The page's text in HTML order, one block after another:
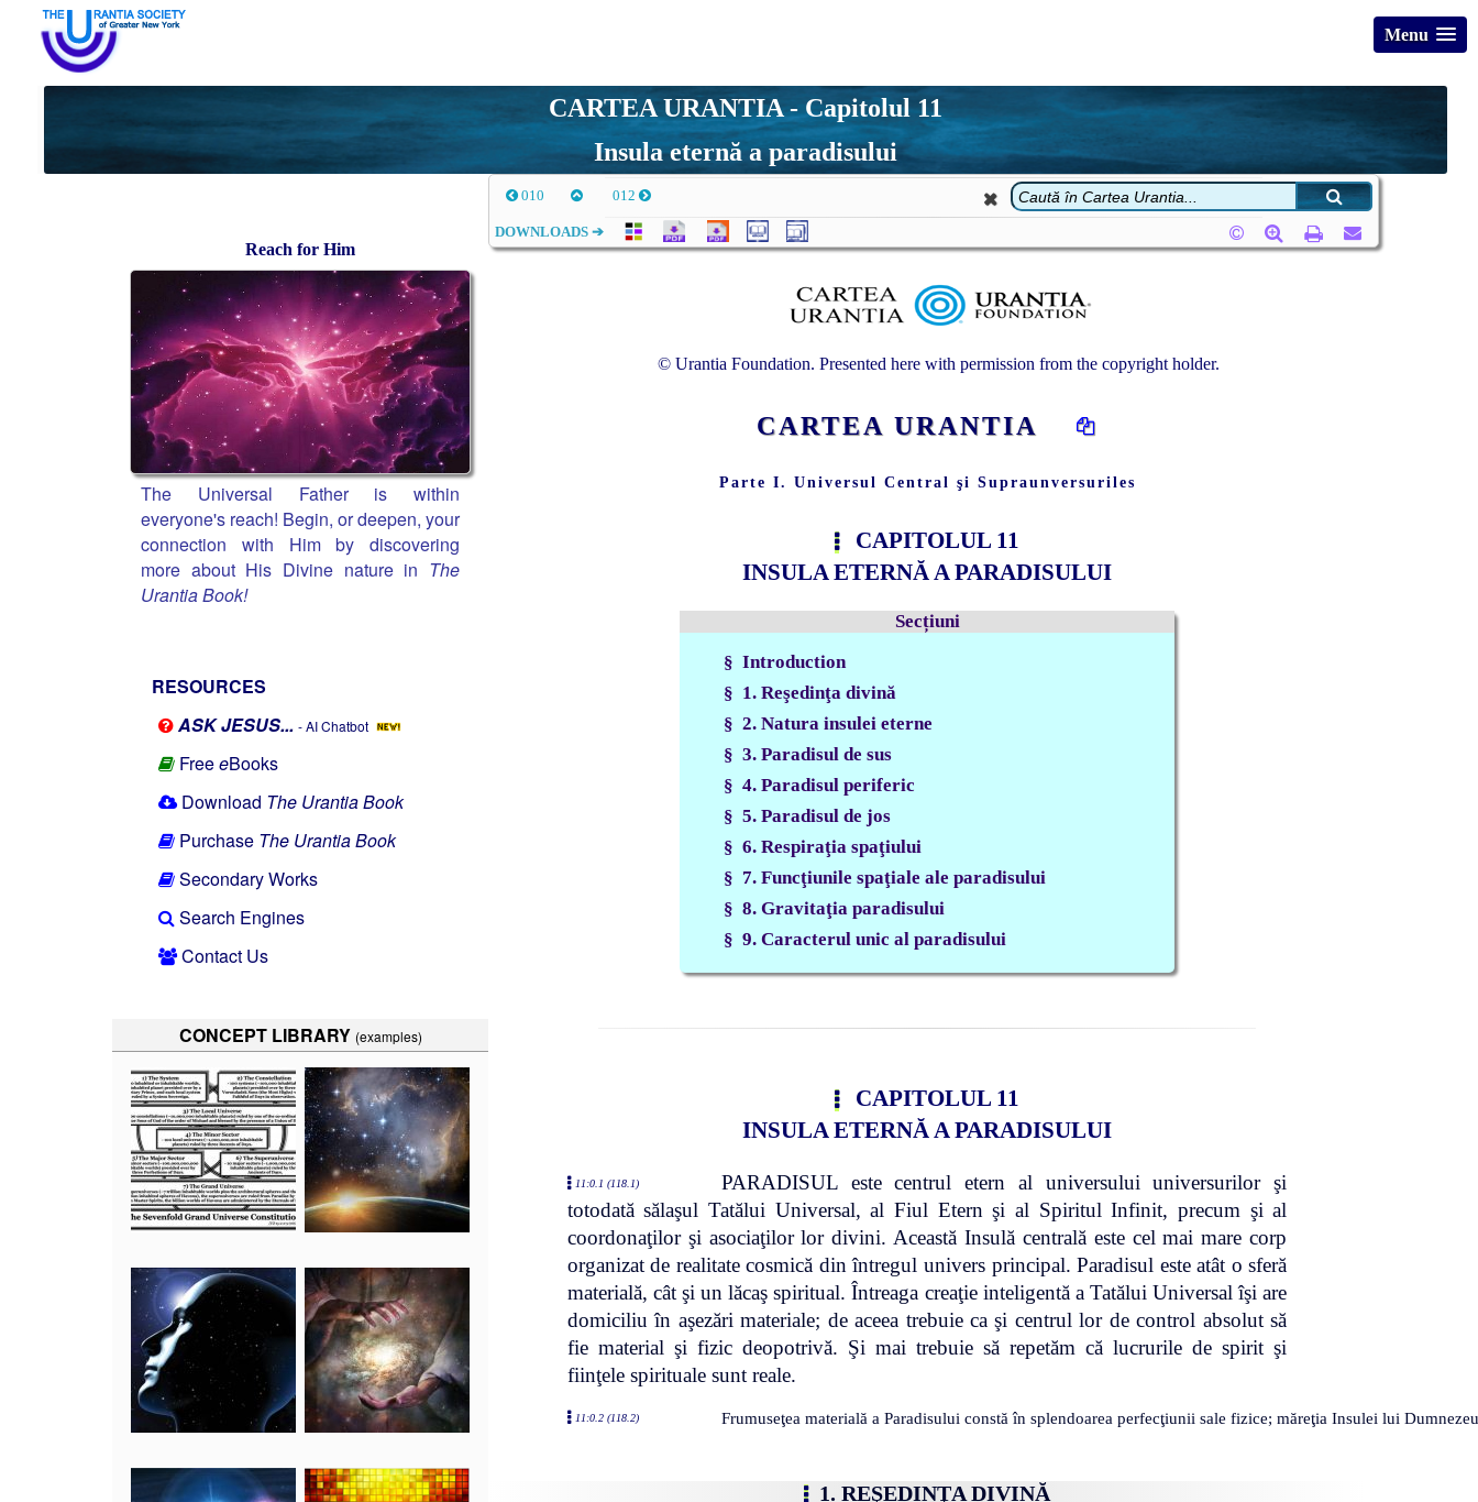
Menu
CARTEA URANTIA - Capitolul 11
Insula eternă a paradisului
010 012
DOWNLOADS ➔
© Urantia Foundation. Presented here with permission from the copyright holder.
CARTEA URANTIA
Parte I. Universul Central şi Supraunversuriles
CAPITOLUL 11
INSULA ETERNĂ A PARADISULUI
Secțiuni
§ Introduction
§ 1. Reşedinţa divină
§ 2. Natura insulei eterne
§ 3. Paradisul de sus
§ 4. Paradisul periferic
§ 5. Paradisul de jos
§ 6. Respiraţia spaţiului
§ 7. Funcţiunile spaţiale ale paradisului
§ 8. Gravitaţia paradisului
§ 9. Caracterul unic al paradisului
CAPITOLUL 11
INSULA ETERNĂ A PARADISULUI
11:0.1 (118.1)
PARADISUL este centrul etern al universului universurilor şi
totodată sălaşul Tatălui Universal, al Fiul Etern şi al Spiritul Infinit, precum şi al
coordonaţilor şi asociaţilor lor divini. Această Insulă centrală este cel mai mare corp
organizat de realitate cosmică din întregul univers principal. Paradisul este atât o sferă
materială, cât şi un lăcaş spiritual. Întreaga creaţie inteligentă a Tatălui Universal îşi are
domiciliu în aşezări materiale; de aceea trebuie ca şi centrul lor de control absolut să
fie material şi fizic deopotrivă. Şi mai trebuie să repetăm că lucrurile de spirit şi
fiinţele spirituale sunt reale.
11:0.2 (118.2) Frumuseţea materială a Paradisului constă în splendoarea perfecţiunii sale fizice; măreţia Insulei lui
1. REŞEDINŢA DIVINĂ
Reach for Him
The Universal Father is within
everyone's reach! Begin, or deepen, your
connection with Him by discovering
more about His Divine nature in The
Urantia Book!
RESOURCES
ASK JESUS... - AI Chatbot
FreeeBooks
Download The Urantia Book
Purchase The Urantia Book
Secondary Works
Search Engines
Contact Us
CONCEPT LIBRARY (examples)